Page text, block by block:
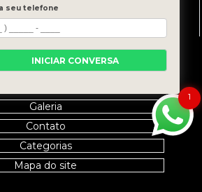
(11) 99458-7351
MENU
Home
Galeria
Contato
Categorias
Mapa do site
1
seu telefone
INICIAR CONVERSA